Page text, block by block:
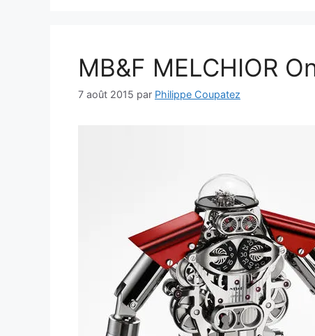
MB&F MELCHIOR
7 août 2015 par Philippe Coupatez